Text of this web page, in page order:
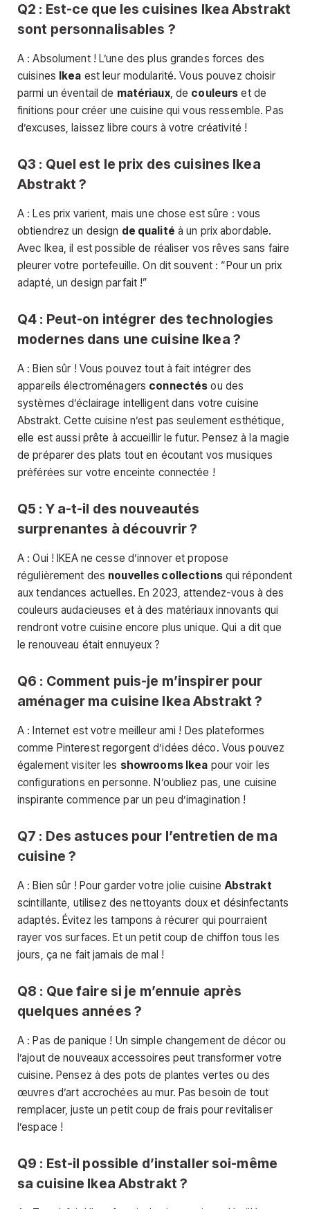
Q2 : Est-ce que les cuisines Ikea Abstrakt
sont personnalisables ?
A : Absolument ! L’une des plus grandes forces des
cuisines Ikea est leur modularité. Vous pouvez choisir
parmi un éventail de matériaux, de couleurs et de
finitions pour créer une cuisine qui vous ressemble. Pas
d’excuses, laissez libre cours à votre créativité !
Q3 : Quel est le prix des cuisines Ikea
Abstrakt ?
A : Les prix varient, mais une chose est sûre : vous
obtiendrez un design de qualité à un prix abordable.
Avec Ikea, il est possible de réaliser vos rêves sans faire
pleurer votre portefeuille. On dit souvent : “Pour un prix
adapté, un design parfait !”
Q4 : Peut-on intégrer des technologies
modernes dans une cuisine Ikea ?
A : Bien sûr ! Vous pouvez tout à fait intégrer des
appareils électroménagers connectés ou des
systèmes d’éclairage intelligent dans votre cuisine
Abstrakt. Cette cuisine n’est pas seulement esthétique,
elle est aussi prête à accueillir le futur. Pensez à la magie
de préparer des plats tout en écoutant vos musiques
préférées sur votre enceinte connectée !
Q5 : Y a-t-il des nouveautés
surprenantes à découvrir ?
A : Oui ! IKEA ne cesse d’innover et propose
régulièrement des nouvelles collectionsqui répondent
aux tendances actuelles. En 2023, attendez-vous à des
couleurs audacieuses et à des matériaux innovants qui
rendront votre cuisine encore plus unique. Qui a dit que
le renouveau était ennuyeux ?
Q6 : Comment puis-je m’inspirer pour
aménager ma cuisine Ikea Abstrakt ?
A : Internet est votre meilleur ami ! Des plateformes
comme Pinterest regorgent d’idées déco. Vous pouvez
également visiter les showrooms Ikea pour voir les
configurations en personne. N’oubliez pas, une cuisine
inspirante commence par un peu d’imagination !
Q7 : Des astuces pour l’entretien de ma
cuisine ?
A : Bien sûr ! Pour garder votre jolie cuisineAbstrakt
scintillante, utilisez des nettoyants doux et désinfectants
adaptés. Évitez les tampons à récurer qui pourraient
rayer vos surfaces. Et un petit coup de chiffon tous les
jours, ça ne fait jamais de mal !
Q8 : Que faire si je m’ennuie après
quelques années ?
A : Pas de panique ! Un simple changement de décor ou
l’ajout de nouveaux accessoires peut transformer votre
cuisine. Pensez à des pots de plantes vertes ou des
œuvres d’art accrochées au mur. Pas besoin de tout
remplacer, juste un petit coup de frais pour revitaliser
l’espace !
Q9 : Est-il possible d’installer soi-même
sa cuisine Ikea Abstrakt ?